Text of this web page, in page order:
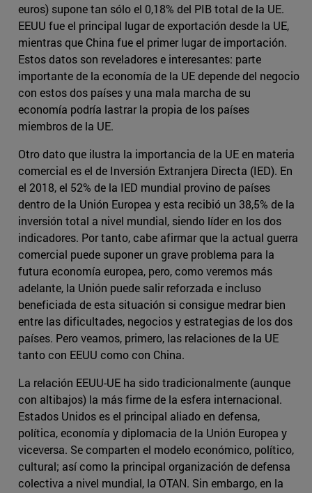
euros) supone tan sólo el 0,18% del PIB total de la UE.
EEUU fue el principal lugar de exportación desde la UE,
mientras que China fue el primer lugar de importación.
Estos datos son reveladores e interesantes: parte
importante de la economía de la UE depende del negocio
con estos dos países y una mala marcha de su
economía podría lastrar la propia de los países
miembros de la UE.
Otro dato que ilustra la importancia de la UE en materia
comercial es el de Inversión Extranjera Directa (IED). En
el 2018, el 52% de la IED mundial provino de países
dentro de la Unión Europea y esta recibió un 38,5% de la
inversión total a nivel mundial, siendo líder en los dos
indicadores. Por tanto, cabe afirmar que la actual guerra
comercial puede suponer un grave problema para la
futura economía europea, pero, como veremos más
adelante, la Unión puede salir reforzada e incluso
beneficiada de esta situación si consigue medrar bien
entre las dificultades, negocios y estrategias de los dos
países. Pero veamos, primero, las relaciones de la UE
tanto con EEUU como con China.
La relación EEUU-UE ha sido tradicionalmente (aunque
con altibajos) la más firme de la esfera internacional.
Estados Unidos es el principal aliado en defensa,
política, economía y diplomacia de la Unión Europea y
viceversa. Se comparten el modelo económico, político,
cultural; así como la principal organización de defensa
colectiva a nivel mundial, la OTAN. Sin embargo, en la